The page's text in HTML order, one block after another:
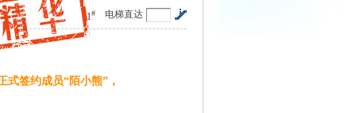
电梯直达
1#
签约成员“陌小熊”，